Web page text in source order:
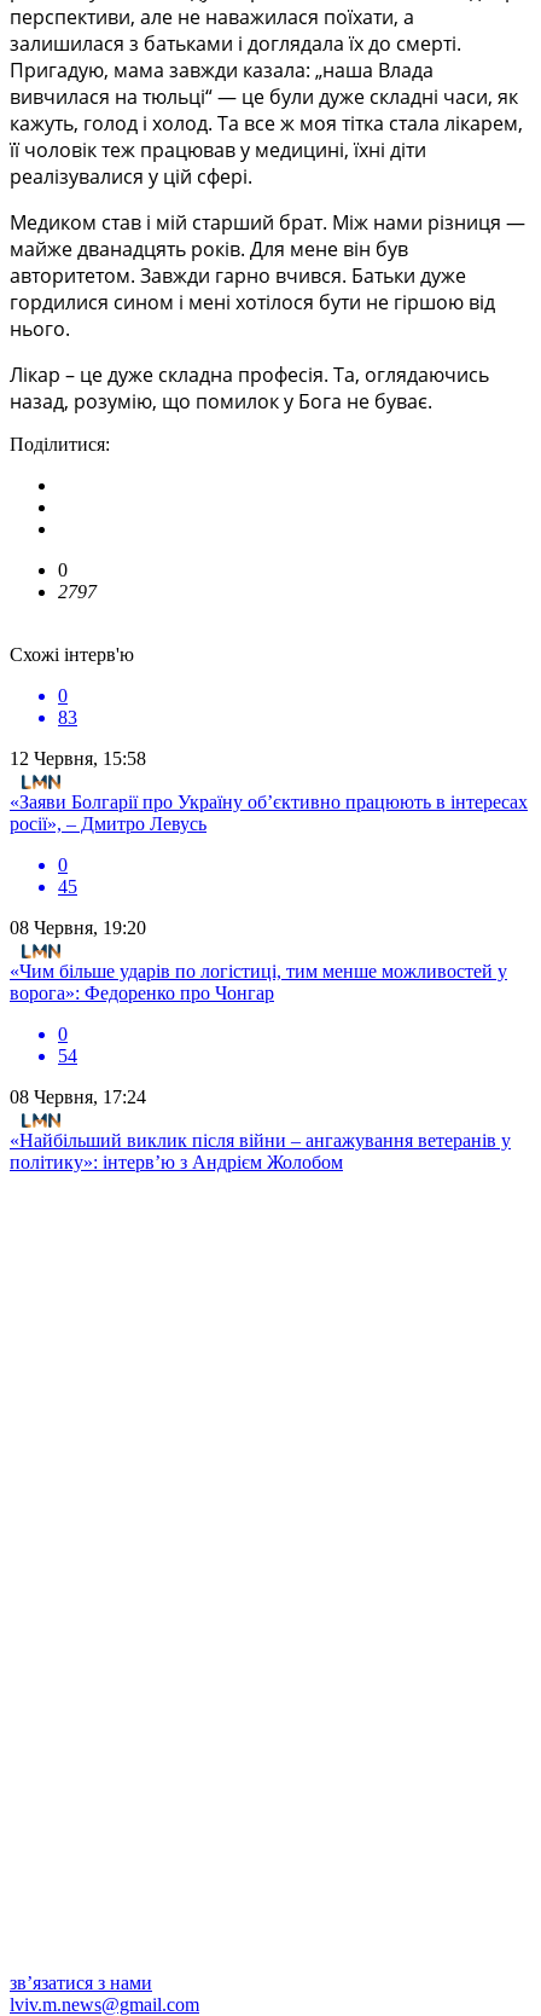
перспективи, але не наважилася поїхати, а
залишилася з батьками і доглядала їх до смерті.
Пригадую, мама завжди казала: „наша Влада
вивчилася на тюльці“ — це були дуже складні часи, як
кажуть, голод і холод. Та все ж моя тітка стала лікарем,
її чоловік теж працював у медицині, їхні діти
реалізувалися у цій сфері.
Медиком став і мій старший брат. Між нами різниця —
майже дванадцять років. Для мене він був
авторитетом. Завжди гарно вчився. Батьки дуже
гордилися сином і мені хотілося бути не гіршою від
нього.
Лікар – це дуже складна професія. Та, оглядаючись
назад, розумію, що помилок у Бога не буває.
Поділитися:
0
2797
Схожі інтерв'ю
0
83
12 Червня, 15:58
«Заяви Болгарії про Україну об’єктивно працюють в інтересах
росії», – Дмитро Левусь
0
45
08 Червня, 19:20
«Чим більше ударів по логістиці, тим менше можливостей у
ворога»: Федоренко про Чонгар
0
54
08 Червня, 17:24
«Найбільший виклик після війни – ангажування ветеранів у
політику»: інтерв’ю з Андрієм Жолобом
зв’язатися з нами
lviv.m.news@gmail.com